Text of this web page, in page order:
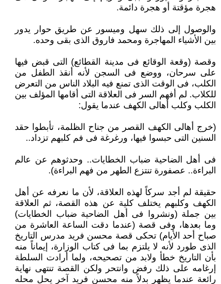
هجرة مؤقتة أو هجرة دائمة.
والوصول إلى ذلك سهل وميسور عن طريق حوار يدور
بين الأشياء المهاجرة ومحمد فاروق الذى بقى وحده.
وقصة (وقعة الوقائع فى مدينة القطائع) التى قبض فيها
على سرحان، ووضع فى السجن لأنه أنقذ الطفل من
الكلب، فى الوقت الذى تمنع فيه البلاد الناس من التعرض
للكلاب. لم أفهم السر فى العلاقة التى أقامها المؤلف بين
الكلب وكلب أهالى الكهف عندما يقول:
(خرج أهالى الكهف القصر من جناح الظلمة، تأبطوا حقد
السنين التى حبسوا فيها، ورغرغة فى فم كلبهم تزداد..
فى أهل الضاحية ضباب الخطايات.. وحدثوهم عن عالم
البراءة.. عصفورة تنتزع الطهر من فهم البراءة).
حقيقة لم أجد سركاً لهذه العلاقة، لأن ما نعرفه عن أهل
الكهف وكلبهم يختلف كلية عن هذه القصة، ثم العلاقة
بين جملة (ونشروا فى أهل الضاحية ضباب الخطايات)
وما بعدها، وفى قصة (عندما دقت الساعة العاشرة من
صباح أحد الأيام) تحكى قصة محسن فريد مدرس التاريخ
الذى طورد لأنه لا يلتزم بما فى كتاب الوزارة، إيماناً منه
بأن التاريخ خطأ ولابد من تصحيحه، ولما أرادت السلطة
إرغامه على ذلك رفض وانتحر ولكن القصة تنتهى نهاية
رائعة عندما يظهر بدلاً منه محسن فريد آخر يحل محله